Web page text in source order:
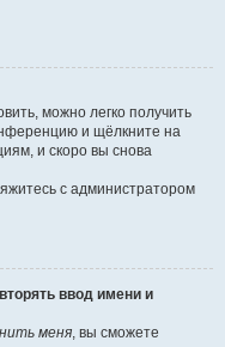
можно легко получить
и щёлкните на
и скоро вы снова
с администратором
ввод имени и
меня, вы сможете